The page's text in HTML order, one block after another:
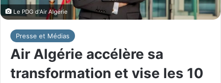
Le PDG d'Air Algérie
Presse et Médias
Air Algérie accélère sa
transformation et vise les 10